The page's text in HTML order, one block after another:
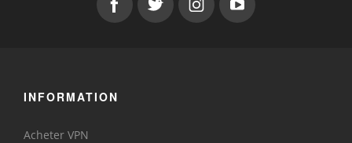
INFORMATION
Acheter VPN